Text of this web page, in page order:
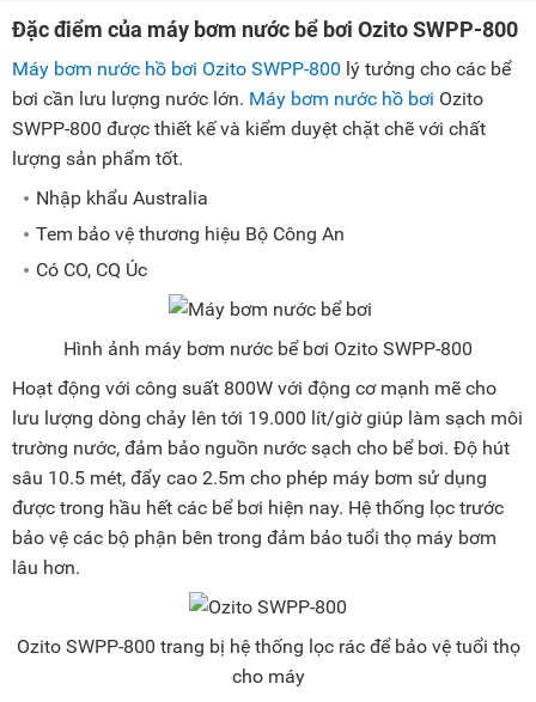
Đặc điểm của máy bơm nước bể bơi Ozito SWPP-800
Máy bơm nước hồ bơi Ozito SWPP-800 lý tưởng cho các bể
bơi cần lưu lượng nước lớn. Máy bơm nước hồ bơi Ozito
SWPP-800 được thiết kế và kiểm duyệt chặt chẽ với chất
lượng sản phẩm tốt.
Nhập khẩu Australia
Tem bảo vệ thương hiệu Bộ Công An
Có CO, CQ Úc
Hình ảnh máy bơm nước bể bơi Ozito SWPP-800
Hoạt động với công suất 800W với động cơ mạnh mẽ cho
lưu lượng dòng chảy lên tới 19.000 lít/giờ giúp làm sạch môi
trường nước, đảm bảo nguồn nước sạch cho bể bơi. Độ hút
sâu 10.5 mét, đẩy cao 2.5m cho phép máy bơm sử dụng
được trong hầu hết các bể bơi hiện nay. Hệ thống lọc trước
bảo vệ các bộ phận bên trong đảm bảo tuổi thọ máy bơm
lâu hơn.
Ozito SWPP-800 trang bị hệ thống lọc rác để bảo vệ tuổi thọ
cho máy